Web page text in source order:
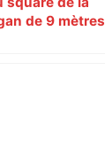
de 9 mètres